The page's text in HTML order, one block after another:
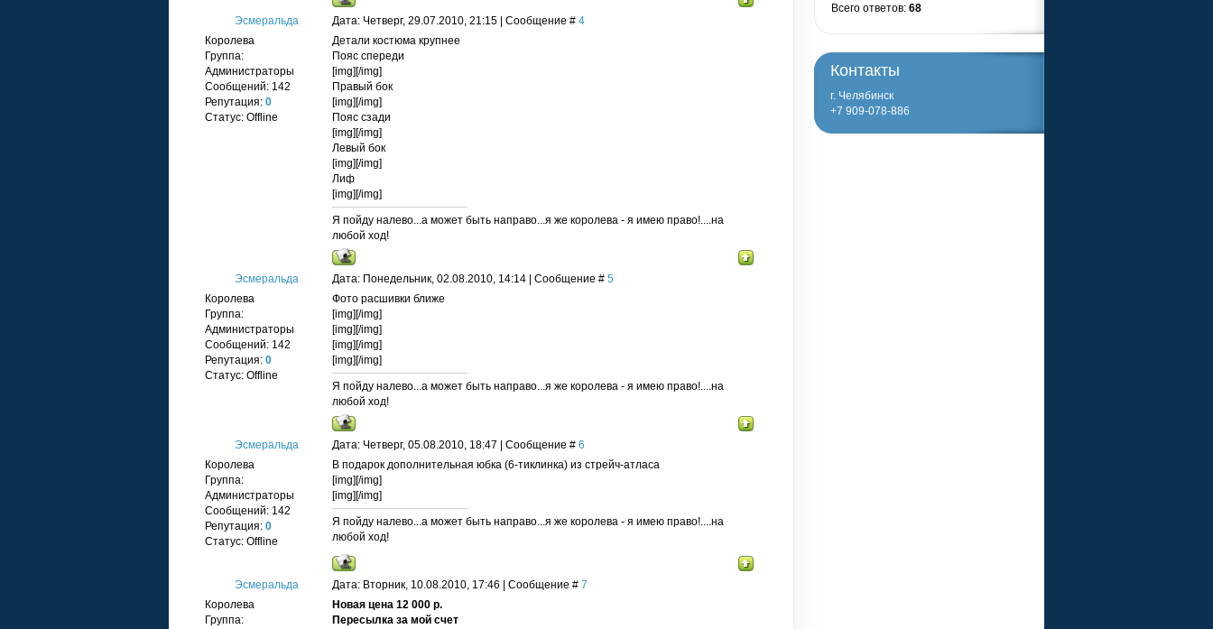
Эсмеральда Дата: Четверг, 29.07.2010, 21:15 | Сообщение # 4
Королева
Группа:
Администраторы
Сообщений: 142
Репутация: 0
Статус: Offline
Детали костюма крупнее
Пояс спереди
[img][/img]
Правый бок
[img][/img]
Пояс сзади
[img][/img]
Левый бок
[img][/img]
Лиф
[img][/img]
Я пойду налево...а может быть направо...я же королева - я имею право!....на
любой ход!
Эсмеральда Дата: Понедельник, 02.08.2010, 14:14 | Сообщение # 5
Королева
Группа:
Администраторы
Сообщений: 142
Репутация: 0
Статус: Offline
Фото расшивки ближе
[img][/img]
[img][/img]
[img][/img]
[img][/img]
Я пойду налево...а может быть направо...я же королева - я имею право!....на
любой ход!
Эсмеральда Дата: Четверг, 05.08.2010, 18:47 | Сообщение # 6
Королева
Группа:
Администраторы
Сообщений: 142
Репутация: 0
Статус: Offline
В подарок дополнительная юбка (6-тиклинка) из стрейч-атласа
[img][/img]
[img][/img]
Я пойду налево...а может быть направо...я же королева - я имею право!....на
любой ход!
Эсмеральда Дата: Вторник, 10.08.2010, 17:46 | Сообщение # 7
Королева
Группа:
Новая цена 12 000 р.
Пересылка за мой счет
Всего ответов: 68
Контакты
г. Челябинск
+7 909-078-886